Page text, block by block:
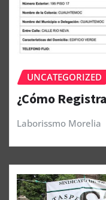
UNCATEGORIZED
¿Cómo
Laborissmo Morelia